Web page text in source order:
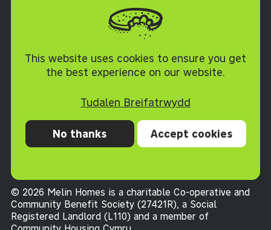
This website uses cookies to ensure you get
the best experience on our website.
Tudalen Breifatrwydd
No thanks Accept cookies
Preifatrwydd Cwcis
Datganiad hygyrchedd
Telerau ac Amodau
© 2026 Melin Homes is a charitable Co-operative and
Community Benefit Society (27421R), a Social
Registered Landlord (L110) and a member of